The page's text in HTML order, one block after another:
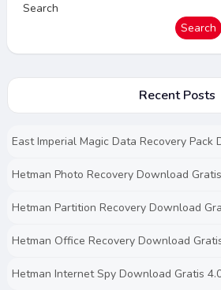
Search
Search
Recent Posts
East Imperial Magic Data Recovery Pack
Hetman Photo Recovery Download
Hetman Partition Recovery Download
Hetman Office Recovery Download
Hetman Internet Spy Download Gratis